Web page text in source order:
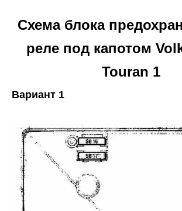
Схема блока
реле под капотом
Touran 1
Вариант 1